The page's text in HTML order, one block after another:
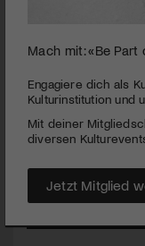
seconds
minutes,
seconds
Zürcher
PUBLIZIERT AM 9.
Thema der
Seiten: Heinrich
palästinensischen
MEHR
Mach mit: «Be
Engagiere dich als
Kulturinstitution und
Mit deiner
diversen
Jetzt Mitglied